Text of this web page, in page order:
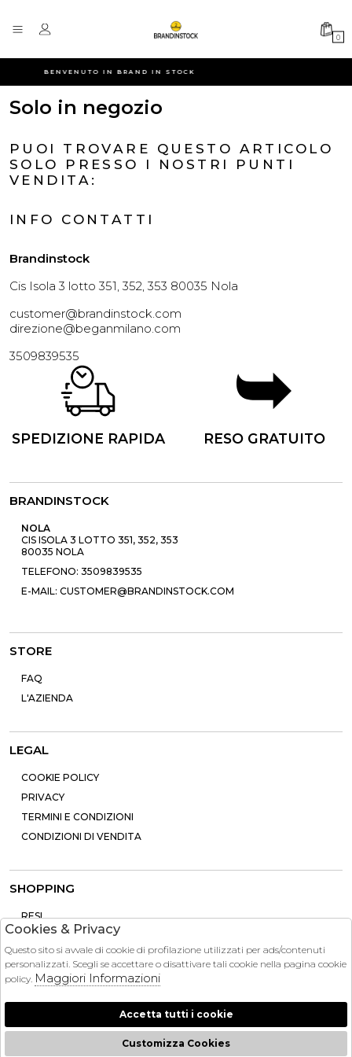
BENVENUTO IN BRAND IN STOCK
0
Solo in negozio
PUOI TROVARE QUESTO ARTICOLO
SOLO PRESSO I NOSTRI PUNTI
VENDITA:
INFO CONTATTI
Brandinstock
Cis Isola 3 lotto 351, 352, 353 80035 Nola
customer@brandinstock.com
direzione@beganmilano.com
3509839535
SPEDIZIONE RAPIDA RESO GRATUITO
BRANDINSTOCK
NOLA
CIS ISOLA 3 LOTTO 351, 352, 353
80035 NOLA
TELEFONO: 3509839535
E-MAIL: CUSTOMER@BRANDINSTOCK.COM
STORE
FAQ
L'AZIENDA
LEGAL
COOKIE POLICY
PRIVACY
TERMINI E CONDIZIONI
CONDIZIONI DI VENDITA
SHOPPING
RESI
PAGAMENTI
CONTATTI
SPEDIZIONE
Cookies & Privacy
Questo sito si avvale di cookie di profilazione utilizzati per ads/contenuti
personalizzati. Scegli se accettare o disattivare tali cookie nella pagina cookie
policy. Maggiori Informazioni
Accetta tutti i cookie
Customizza Cookies